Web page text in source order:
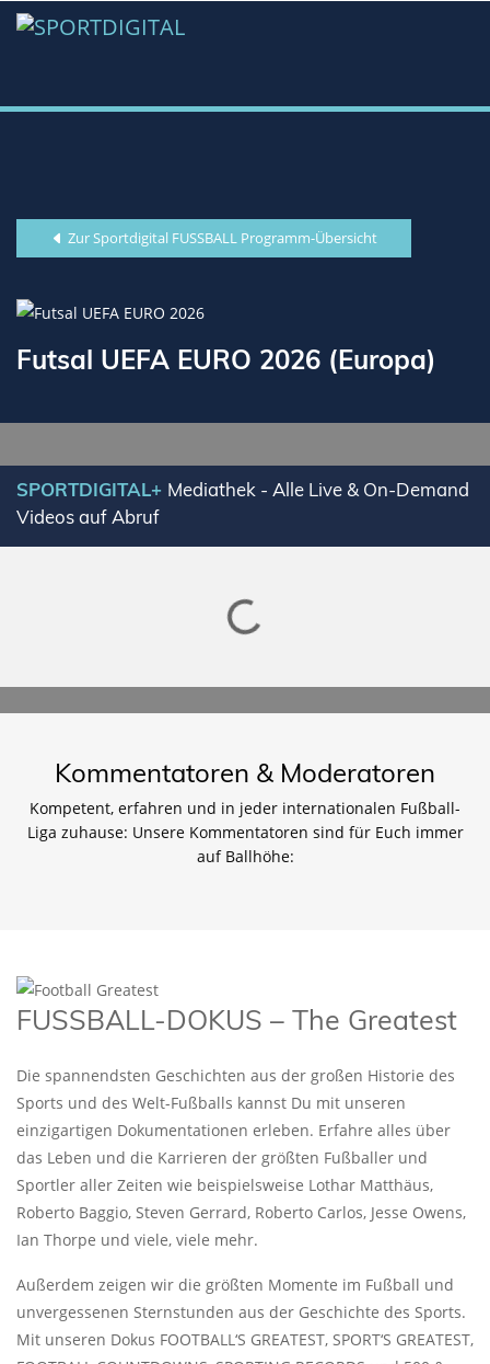
Zur Sportdigital FUSSBALL Programm-Übersicht
Futsal UEFA EURO 2026 (Europa)
SPORTDIGITAL+ Mediathek - Alle Live & On-Demand
Videos auf Abruf
Lade SPORTDIGITAL+ Mediathek
Kommentatoren & Moderatoren
Kompetent, erfahren und in jeder internationalen Fußball-
Liga zuhause: Unsere Kommentatoren sind für Euch immer
auf Ballhöhe:
FUSSBALL-DOKUS – The Greatest
Die spannendsten Geschichten aus der großen Historie des
Sports und des Welt-Fußballs kannst Du mit unseren
einzigartigen Dokumentationen erleben. Erfahre alles über
das Leben und die Karrieren der größten Fußballer und
Sportler aller Zeiten wie beispielsweise Lothar Matthäus,
Roberto Baggio, Steven Gerrard, Roberto Carlos, Jesse Owens,
Ian Thorpe und viele, viele mehr.
Außerdem zeigen wir die größten Momente im Fußball und
unvergessenen Sternstunden aus der Geschichte des Sports.
Mit unseren Dokus FOOTBALL‘S GREATEST, SPORT‘S GREATEST,